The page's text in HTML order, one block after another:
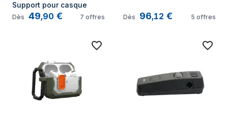
Support pour casque
Dès 49,90 € 7 offres Dès 96,12 € 5 offres